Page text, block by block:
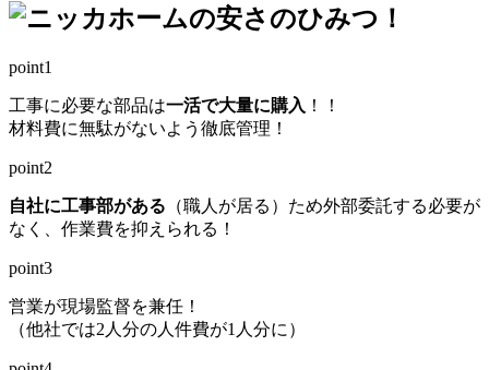
point1
工事に必要な部品は一活で大量に購入 ！！
材料費に無駄がないよう徹底管理！
point2
自社に工事部がある （職人が居る）ため外部委託する必要が
なく、作業費を抑えられる！
point3
営業が現場監督を兼任！
（他社では2人分の人件費が1人分に）